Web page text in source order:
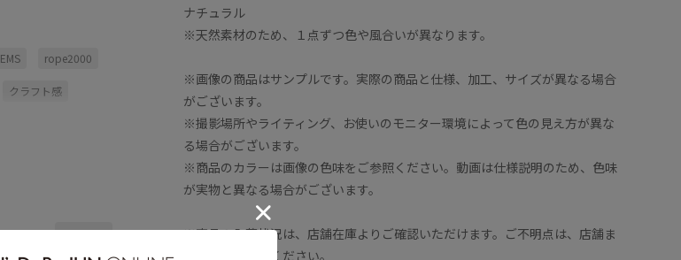
rope2000
クラフト感
全てみる
ナチュラル
※天然素材のため、１点ずつ色や風合いが異なります。
※画像の商品はサンプルです。実際の商品と仕様、加工、サイズが異なる場合
がございます。
※撮影場所やライティング、お使いのモニター環境によって色の見え方が異な
る場合がございます。
※商品のカラーは画像の色味をご参照ください。動画は仕様説明のため、色味
が実物と異なる場合がございます。
※商品の入荷状況は、店舗在庫よりご確認いただけます。ご不明点は、店舗ま
でお問い合わせください。